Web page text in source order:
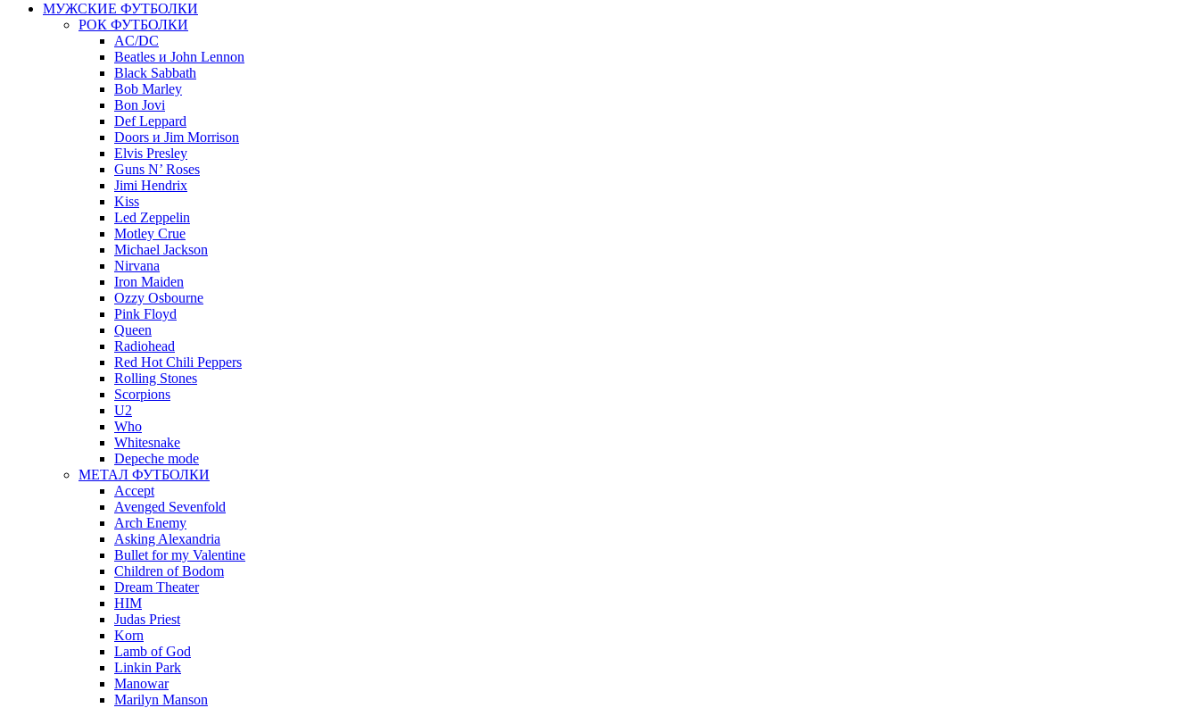
МУЖСКИЕ ФУТБОЛКИ
РОК ФУТБОЛКИ
AC/DC
Beatles и John Lennon
Black Sabbath
Bob Marley
Bon Jovi
Def Leppard
Doors и Jim Morrison
Elvis Presley
Guns N’ Roses
Jimi Hendrix
Kiss
Led Zeppelin
Motley Crue
Michael Jackson
Nirvana
Iron Maiden
Ozzy Osbourne
Pink Floyd
Queen
Radiohead
Red Hot Chili Peppers
Rolling Stones
Scorpions
U2
Who
Whitesnake
Depeche mode
МЕТАЛ ФУТБОЛКИ
Accept
Avenged Sevenfold
Arch Enemy
Asking Alexandria
Bullet for my Valentine
Children of Bodom
Dream Theater
HIM
Judas Priest
Korn
Lamb of God
Linkin Park
Manowar
Marilyn Manson